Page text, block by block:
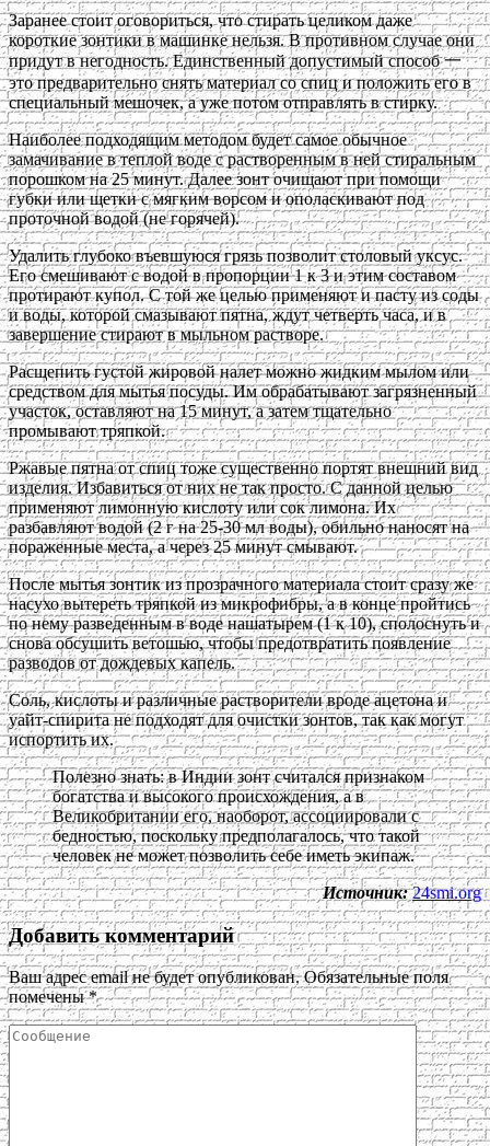
Заранее стоит оговориться, что стирать целиком даже
короткие зонтики в машинке нельзя. В противном случае они
придут в негодность. Единственный допустимый способ 一
это предварительно снять материал со спиц и положить его в
специальный мешочек, а уже потом отправлять в стирку.
Наиболее подходящим методом будет самое обычное
замачивание в теплой воде с растворенным в ней стиральным
порошком на 25 минут. Далее зонт очищают при помощи
губки или щетки с мягким ворсом и ополаскивают под
проточной водой (не горячей).
Удалить глубоко въевшуюся грязь позволит столовый уксус.
Его смешивают с водой в пропорции 1 к 3 и этим составом
протирают купол. С той же целью применяют и пасту из соды
и воды, которой смазывают пятна, ждут четверть часа, и в
завершение стирают в мыльном растворе.
Расщепить густой жировой налет можно жидким мылом или
средством для мытья посуды. Им обрабатывают загрязненный
участок, оставляют на 15 минут, а затем тщательно
промывают тряпкой.
Ржавые пятна от спиц тоже существенно портят внешний вид
изделия. Избавиться от них не так просто. С данной целью
применяют лимонную кислоту или сок лимона. Их
разбавляют водой (2 г на 25-30 мл воды), обильно наносят на
пораженные места, а через 25 минут смывают.
После мытья зонтик из прозрачного материала стоит сразу же
насухо вытереть тряпкой из микрофибры, а в конце пройтись
по нему разведенным в воде нашатырем (1 к 10), сполоснуть и
снова обсушить ветошью, чтобы предотвратить появление
разводов от дождевых капель.
Соль, кислоты и различные растворители вроде ацетона и
уайт-спирита не подходят для очистки зонтов, так как могут
испортить их.
Полезно знать: в Индии зонт считался признаком
богатства и высокого происхождения, а в
Великобритании его, наоборот, ассоциировали с
бедностью, поскольку предполагалось, что такой
человек не может позволить себе иметь экипаж.
Источник: 24smi.org
Добавить комментарий
Ваш адрес email не будет опубликован. Обязательные поля
помечены*